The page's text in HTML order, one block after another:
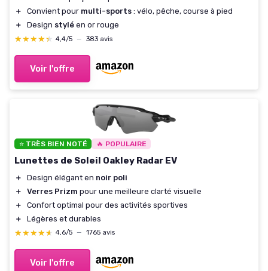
＋
Convient pour multi-sports : vélo, pêche, course à pied
＋
Design stylé en or rouge
★★★★★
★★★★★ 4,4/5 — 383 avis
Voir l'offre
⭐ TRÈS BIEN NOTÉ 🔥 POPULAIRE
Lunettes de Soleil Oakley Radar EV
＋ Design élégant en noir poli
＋
Verres Prizm pour une meilleure clarté visuelle
＋
Confort optimal pour des activités sportives
＋
Légères et durables
★★★★★
★★★★★ 4,6/5 — 1765 avis
Voir l'offre